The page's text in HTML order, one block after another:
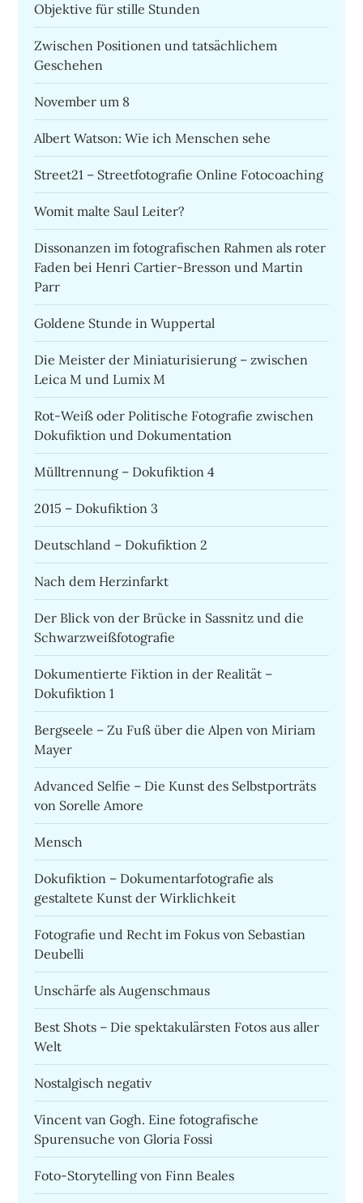
Objektive für stille Stunden
Zwischen Positionen und tatsächlichem
Geschehen
November um 8
Albert Watson: Wie ich Menschen sehe
Street21 – Streetfotografie Online Fotocoaching
Womit malte Saul Leiter?
Dissonanzen im fotografischen Rahmen als roter
Faden bei Henri Cartier-Bresson und Martin
Parr
Goldene Stunde in Wuppertal
Die Meister der Miniaturisierung – zwischen
Leica M und Lumix M
Rot-Weiß oder Politische Fotografie zwischen
Dokufiktion und Dokumentation
Mülltrennung – Dokufiktion 4
2015 – Dokufiktion 3
Deutschland – Dokufiktion 2
Nach dem Herzinfarkt
Der Blick von der Brücke in Sassnitz und die
Schwarzweißfotografie
Dokumentierte Fiktion in der Realität –
Dokufiktion 1
Bergseele – Zu Fuß über die Alpen von Miriam
Mayer
Advanced Selfie – Die Kunst des Selbstporträts
von Sorelle Amore
Mensch
Dokufiktion – Dokumentarfotografie als
gestaltete Kunst der Wirklichkeit
Fotografie und Recht im Fokus von Sebastian
Deubelli
Unschärfe als Augenschmaus
Best Shots – Die spektakulärsten Fotos aus aller
Welt
Nostalgisch negativ
Vincent van Gogh. Eine fotografische
Spurensuche von Gloria Fossi
Foto-Storytelling von Finn Beales